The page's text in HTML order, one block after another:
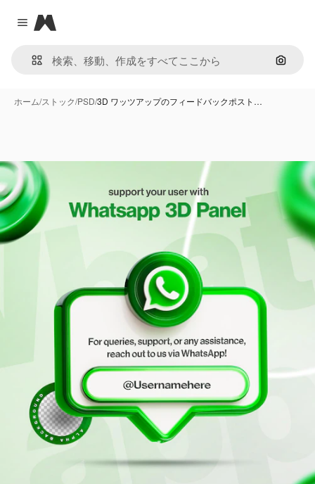
Close menu
Magnific
画像で
ホーム/ストック/PSD/3D ワッツアップのフィードバックポスト…